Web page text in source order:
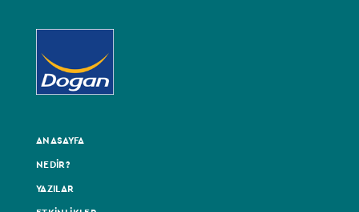
ANASAYFA
NEDİR?
YAZILAR